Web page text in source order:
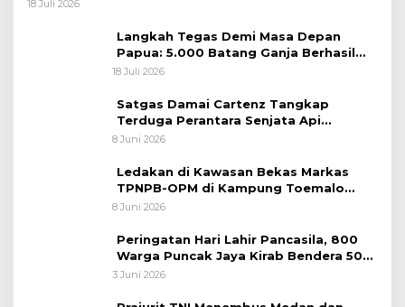
18 Juli 2026
Langkah Tegas Demi Masa Depan
Papua: 5.000 Batang Ganja Berhasil
Diungkap Koops TNI Habema
18 Juli 2026
Satgas Damai Cartenz Tangkap
Terduga Perantara Senjata Api
Jaringan KKB di Sarmi
8 Juni 2026
Ledakan di Kawasan Bekas Markas
TPNPB-OPM di Kampung Toemalo
Tewaskan Satu Warga
8 Juni 2026
Peringatan Hari Lahir Pancasila, 800
Warga Puncak Jaya Kirab Bendera 50
Meter
3 Juni 2026